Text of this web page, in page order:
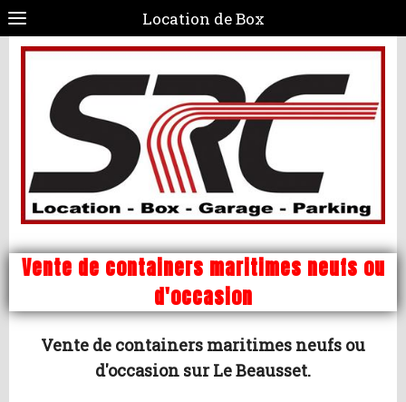
Location de Box
Vente de containers maritimes neufs ou
d'occasion
Vente de containers maritimes neufs ou
d'occasion sur Le Beausset.